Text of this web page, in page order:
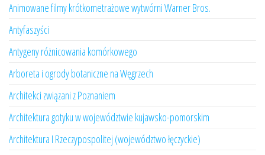
Animowane filmy krótkometrażowe wytwórni Warner Bros.
Antyfaszyści
Antygeny różnicowania komórkowego
Arboreta i ogrody botaniczne na Węgrzech
Architekci związani z Poznaniem
Architektura gotyku w województwie kujawsko-pomorskim
Architektura I Rzeczypospolitej (województwo łęczyckie)